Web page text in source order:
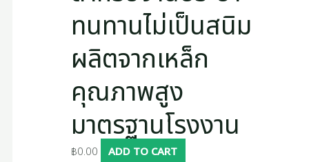
ทนทานไม่เป็นสนิม
ผลิตจากเหล็ก
คุณภาพสูง
มาตรฐานโรงงาน
฿0.00 ADD TO CART